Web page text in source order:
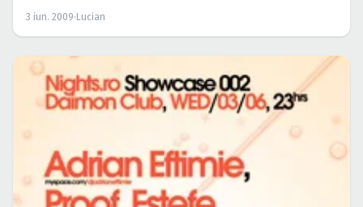
3 iun. 2009·Lucian